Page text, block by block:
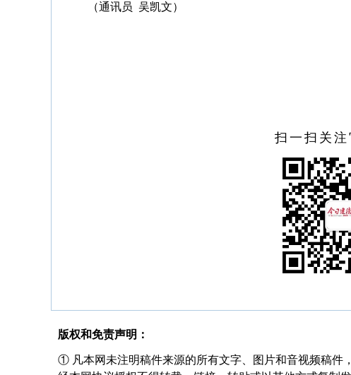
（通讯员 吴凯文）
扫一扫关
版权和免责声明：
① 凡本网未注明稿件来源的所有文字、图片和音视频稿件